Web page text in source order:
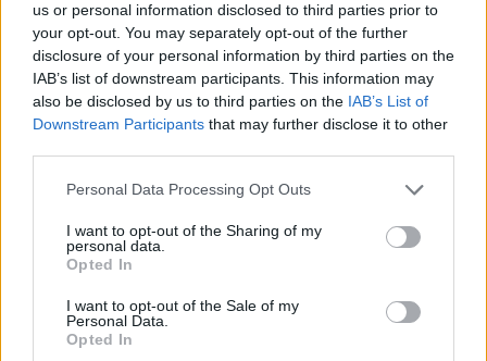
us or personal information disclosed to third parties prior to
your opt-out. You may separately opt-out of the further
disclosure of your personal information by third parties on the
IAB’s list of downstream participants. This information may
also be disclosed by us to third parties on the IAB’s List of
Downstream Participants that may further disclose it to other
Personal Data Processing Opt Outs
I want to opt-out of the Sharing of my
personal data.
Opted In
I want to opt-out of the Sale of my
Personal Data.
Opted In